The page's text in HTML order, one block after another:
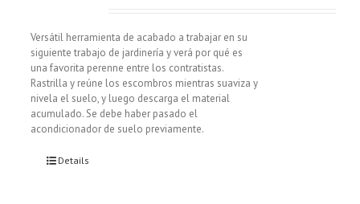
Versátil herramienta de acabado a trabajar en su
siguiente trabajo de jardinería y verá por qué es
una favorita perenne entre los contratistas.
Rastrilla y reúne los escombros mientras suaviza y
nivela el suelo, y luego descarga el material
acumulado. Se debe haber pasado el
acondicionador de suelo previamente.
Details